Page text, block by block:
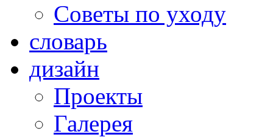
Советы по уходу
словарь
дизайн
Проекты
Галерея